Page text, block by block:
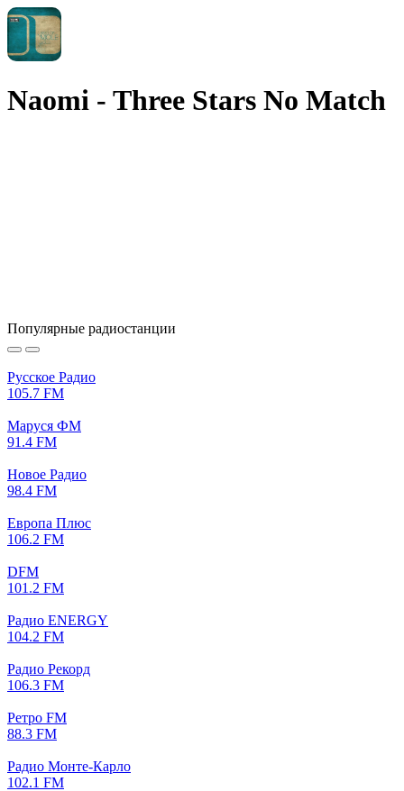
Naomi - Three Stars No Match
Популярные радиостанции
Русское Радио
105.7 FM
Маруся ФМ
91.4 FM
Новое Радио
98.4 FM
Европа Плюс
106.2 FM
DFM
101.2 FM
Радио ENERGY
104.2 FM
Радио Рекорд
106.3 FM
Ретро FM
88.3 FM
Радио Монте-Карло
102.1 FM